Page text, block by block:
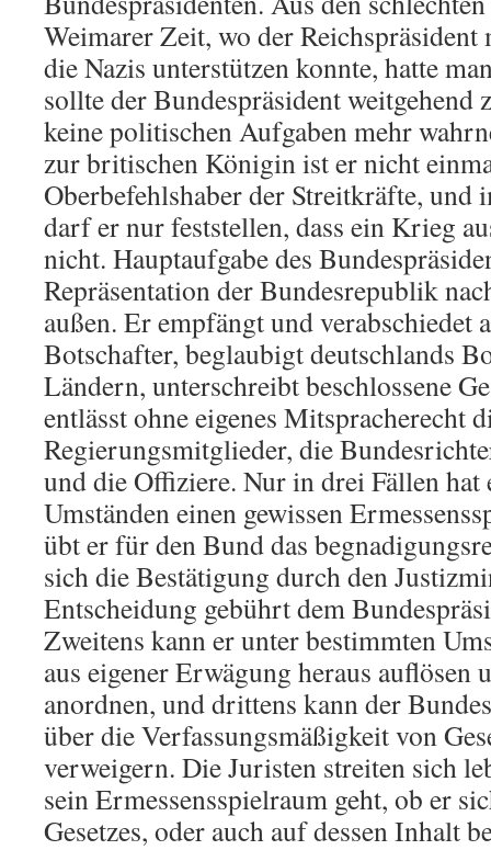
Weimarer Zeit, wo der
die Nazis unterstützen konnte, hatte
sollte der Bundespräsident weitgehend
keine politischen Aufgaben mehr
zur britischen Königin ist er nicht
Oberbefehlshaber der Streitkräfte,
darf er nur feststellen, dass ein Krieg
nicht. Hauptaufgabe des
Repräsentation der Bundesrepublik
außen. Er empfängt und verabschiedet
Botschafter, beglaubigt deutschlands
Ländern, unterschreibt beschlossene
entlässt ohne eigenes Mitspracherecht
Regierungsmitglieder, die
und die Offiziere. Nur in drei Fällen hat
Umständen einen gewissen
übt er für den Bund das
sich die Bestätigung durch den
Entscheidung gebührt dem
Zweitens kann er unter bestimmten
aus eigener Erwägung heraus auflösen
anordnen, und drittens kann der
über die Verfassungsmäßigkeit von
verweigern. Die Juristen streiten sich
sein Ermessensspielraum geht, ob er
Gesetzes, oder auch auf dessen Inhalt